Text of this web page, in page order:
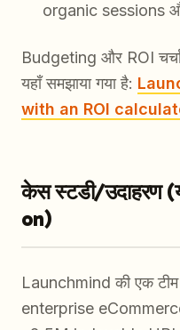
organic sessions
Budgeting और ROI
यहाँ समझाया गया है:
with an ROI
केस स्टडी/उदाहरण
on)
Launchmind की एक
enterprise